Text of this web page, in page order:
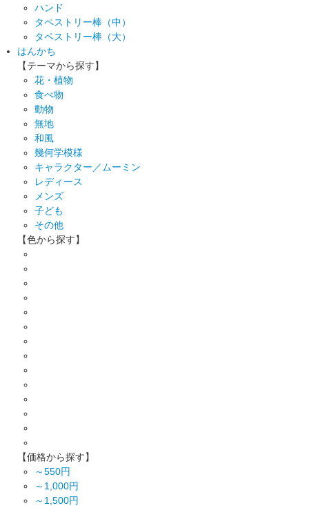
ハンド
タペストリー棒（中）
タペストリー棒（大）
はんかち
【テーマから探す】
花・植物
食べ物
動物
無地
和風
幾何学模様
キャラクター／ムーミン
レディース
メンズ
子ども
その他
【色から探す】
【価格から探す】
～550円
～1,000円
～1,500円